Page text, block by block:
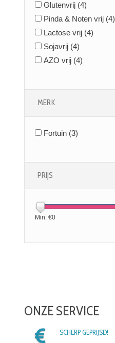
Glutenvrij (4)
Pinda & Noten vrij (4)
Lactose vrij (4)
Sojavrij (4)
AZO vrij (4)
MERK
Fortuin (3)
PRIJS
Min: €0
ONZE SERVICE
SCHERP GEPRIJSD!